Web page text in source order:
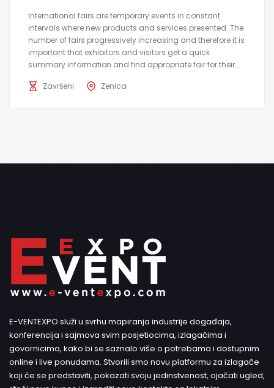
International fairs are temporary events in constant
intervals where new products and services presented. The
number of fairs progressively increasing and therefore it is
important that exhibitors and visitors get a quick
summary information and find appropriate fair for their...
Završeni Zenica
E-VENTEXPO služi u svrhu mapiranja industrije događaja,
konferencija i sajmova svim posjetiocima, izlagačima i
govornicima, kako bi se saznalo više o potrebama i dostupnim
online i live ponudama. Stvorili smo novu platformu za izlagače
koji će se predstaviti, pokazati svoju jedinstvenost, ojačati ugled,